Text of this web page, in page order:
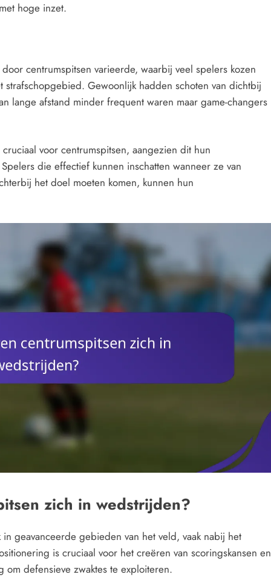
hoge inzet.
centrumspitsen varieerde, waarbij veel spelers kozen
Gewoonlijk hadden schoten van dichtbij
lange afstand minder frequent waren maar game-changers
voor centrumspitsen, aangezien dit hun
die effectief kunnen inschatten wanneer ze van
het doel moeten komen, kunnen hun
zich in wedstrijden?
geavanceerde gebieden van het veld, vaak nabij het
is cruciaal voor het creëren van scoringskansen en
om defensieve zwaktes te exploiteren.